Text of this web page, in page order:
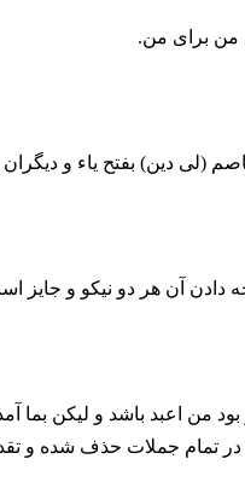
(لى دين) بفتح ياء و ديگران
دادن آن هر دو نيكو و جايز
من اعبد باشد و ليكن بما
تمام جملات حذف شده و